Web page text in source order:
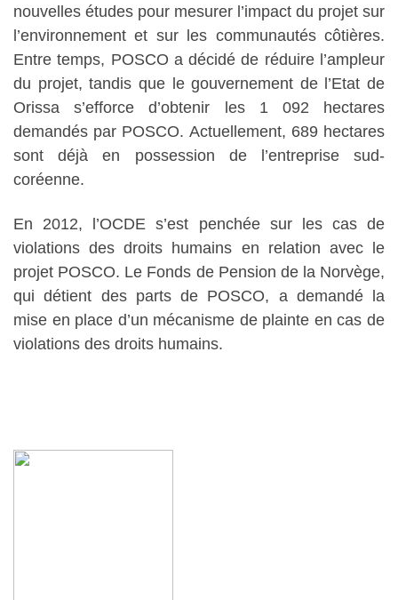
nouvelles études pour mesurer l’impact du projet sur
l’environnement et sur les communautés côtières.
Entre temps, POSCO a décidé de réduire l’ampleur
du projet, tandis que le gouvernement de l’Etat de
Orissa s’efforce d’obtenir les 1 092 hectares
demandés par POSCO. Actuellement, 689 hectares
sont déjà en possession de l’entreprise sud-
coréenne.
En 2012, l’OCDE s’est penchée sur les cas de
violations des droits humains en relation avec le
projet POSCO. Le Fonds de Pension de la Norvège,
qui détient des parts de POSCO, a demandé la
mise en place d’un mécanisme de plainte en cas de
violations des droits humains.